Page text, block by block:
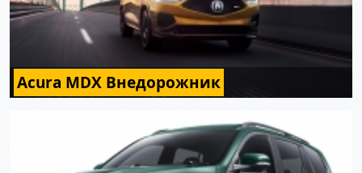
Acura MDX Внедорожник